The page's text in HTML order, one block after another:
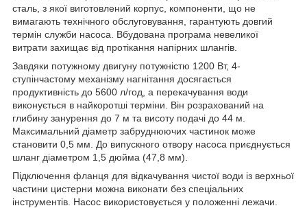
сталь, з якої виготовлений корпус, компоненти, що не
вимагають технічного обслуговування, гарантують довгий
термін служби насоса. Вбудована програма невеликої
витрати захищає від протікання напірних шлангів.
Завдяки потужному двигуну потужністю 1200 Вт, 4-
ступінчастому механізму нагнітання досягається
продуктивність до 5600 л/год, а перекачування води
виконується в найкоротші терміни. Він розрахований на
глибину занурення до 7 м та висоту подачі до 44 м.
Максимальний діаметр забруднюючих частинок може
становити 0,5 мм. До випускного отвору насоса приєднується
шланг діаметром 1,5 дюйма (47,8 мм).
Підключення фланця для відкачування чистої води із верхньої
частини цистерни можна виконати без спеціальних
інструментів. Насос використовується у положенні лежачи.